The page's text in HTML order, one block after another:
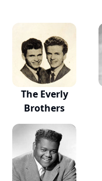
The Everly
Brothers